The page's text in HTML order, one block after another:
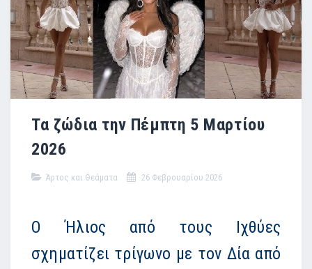
Τα ζώδια την Πέμπτη 5 Μαρτίου
2026
Άρτος και Θεάματα 26 Φεβρουαρίου 2026
Ο Ήλιος από τους Ιχθύες
σχηματίζει τρίγωνο με τον Δία από